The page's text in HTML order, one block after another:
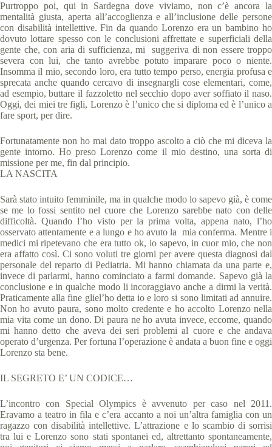
Purtroppo poi, qui in Sardegna dove viviamo, non c’è ancora la
mentalità giusta, aperta all’accoglienza e all’inclusione delle persone
con disabilità intellettive. Fin da quando Lorenzo era un bambino ho
dovuto lottare spesso con le conclusioni affrettate e superficiali della
gente che, con aria di sufficienza, mi suggeriva di non essere troppo
severa con lui, che tanto avrebbe potuto imparare poco o niente.
Insomma il mio, secondo loro, era tutto tempo perso, energia profusa e
sprecata anche quando cercavo di insegnargli cose elementari, come,
ad esempio, buttare il fazzoletto nel secchio dopo aver soffiato il naso.
Oggi, dei miei tre figli, Lorenzo è l’unico che si diploma ed è l’unico a
fare sport, per dire.
Fortunatamente non ho mai dato troppo ascolto a ciò che mi diceva la
gente intorno. Ho preso Lorenzo come il mio destino, una sorta di
missione per me, fin dal principio.
LA NASCITA
Sarà stato intuito femminile, ma in qualche modo lo sapevo già, è come
se me lo fossi sentito nel cuore che Lorenzo sarebbe nato con delle
difficoltà. Quando l’ho visto per la prima volta, appena nato, l’ho
osservato attentamente e a lungo e ho avuto la mia conferma. Mentre i
medici mi ripetevano che era tutto ok, io sapevo, in cuor mio, che non
era affatto così. Ci sono voluti tre giorni per avere questa diagnosi dal
personale del reparto di Pediatria. Mi hanno chiamata da una parte e,
invece di parlarmi, hanno cominciato a farmi domande. Sapevo già la
conclusione e in qualche modo li incoraggiavo anche a dirmi la verità.
Praticamente alla fine gliel’ho detta io e loro si sono limitati ad annuire.
Non ho avuto paura, sono molto credente e ho accolto Lorenzo nella
mia vita come un dono. Di paura ne ho avuta invece, eccome, quando
mi hanno detto che aveva dei seri problemi al cuore e che andava
operato d’urgenza. Per fortuna l’operazione è andata a buon fine e oggi
Lorenzo sta bene.
IL SEGRETO E’ UN CODICE…
L’incontro con Special Olympics è avvenuto per caso nel 2011.
Eravamo a teatro in fila e c’era accanto a noi un’altra famiglia con un
ragazzo con disabilità intellettive. L’attrazione e lo scambio di sorrisi
tra lui e Lorenzo sono stati spontanei ed, altrettanto spontaneamente,